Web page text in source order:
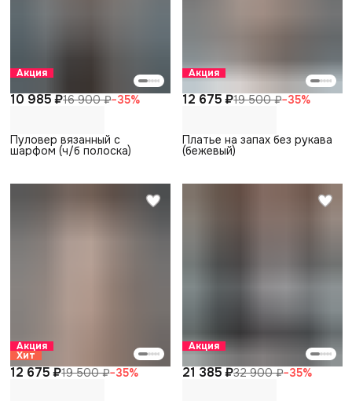
Акция
10 985 ₽16 900 ₽−35%
Пуловер вязанный с
шарфом (ч/б полоска)
Акция
12 675 ₽19 500 ₽−35%
Платье на запах без рукава
(бежевый)
Акция
Хит
12 675 ₽19 500 ₽−35%
Акция
21 385 ₽32 900 ₽−35%